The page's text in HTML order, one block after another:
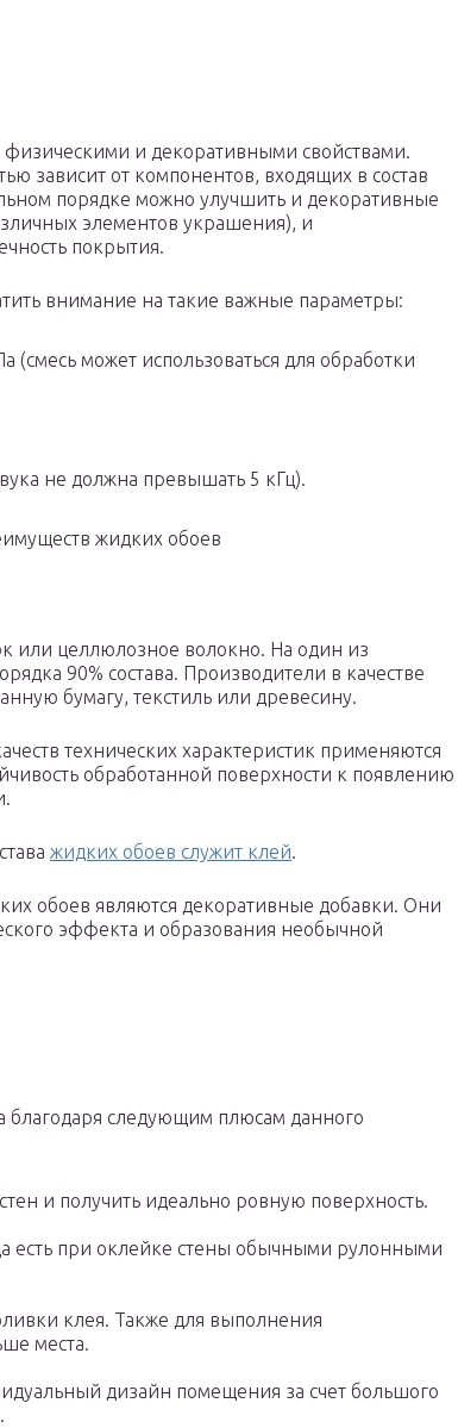
и декоративными свойствами.
зависит от компонентов, входящих в состав
порядке можно улучшить и декоративные
элементов украшения), и
покрытия.
внимание на такие важные параметры:
(смесь может использоваться для обработки
не должна превышать 5 кГц).
жидких обоев
или целлюлозное волокно. На один из
90% состава. Производители в качестве
бумагу, текстиль или древесину.
технических характеристик применяются
обработанной поверхности к появлению
жидких обоев служит клей.
обоев являются декоративные добавки. Они
эффекта и образования необычной
следующим плюсам данного
и получить идеально ровную поверхность.
есть при оклейке стены обычными рулонными
клея. Также для выполнения
места.
дизайн помещения за счет большого